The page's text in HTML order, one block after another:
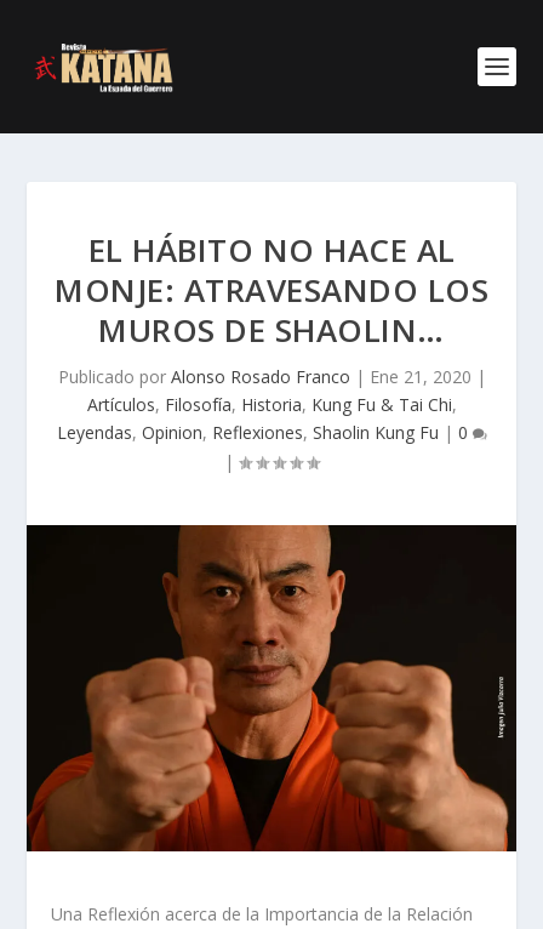
EL HÁBITO NO HACE AL
MONJE: ATRAVESANDO LOS
MUROS DE SHAOLIN…
Publicado por Alonso Rosado Franco | Ene 21, 2020 |
Artículos, Filosofía, Historia, Kung Fu & Tai Chi,
Leyendas, Opinion, Reflexiones, Shaolin Kung Fu | 0
|
Una Reflexión acerca de la Importancia de la Relación